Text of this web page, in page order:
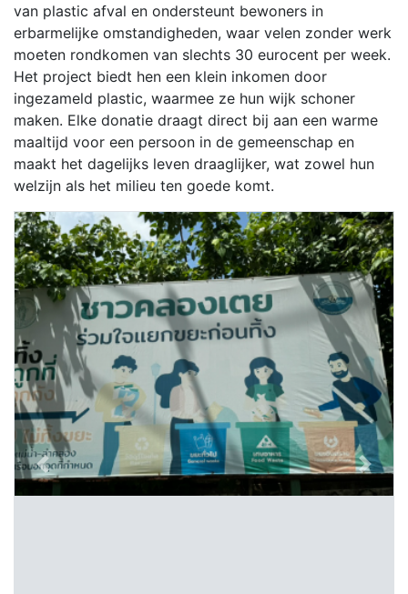
Previous Next
van plastic afval en ondersteunt bewoners in
erbarmelijke omstandigheden, waar velen zonder werk
moeten rondkomen van slechts 30 eurocent per week.
Het project biedt hen een klein inkomen door
ingezameld plastic, waarmee ze hun wijk schoner
maken. Elke donatie draagt direct bij aan een warme
maaltijd voor een persoon in de gemeenschap en
maakt het dagelijks leven draaglijker, wat zowel hun
welzijn als het milieu ten goede komt.